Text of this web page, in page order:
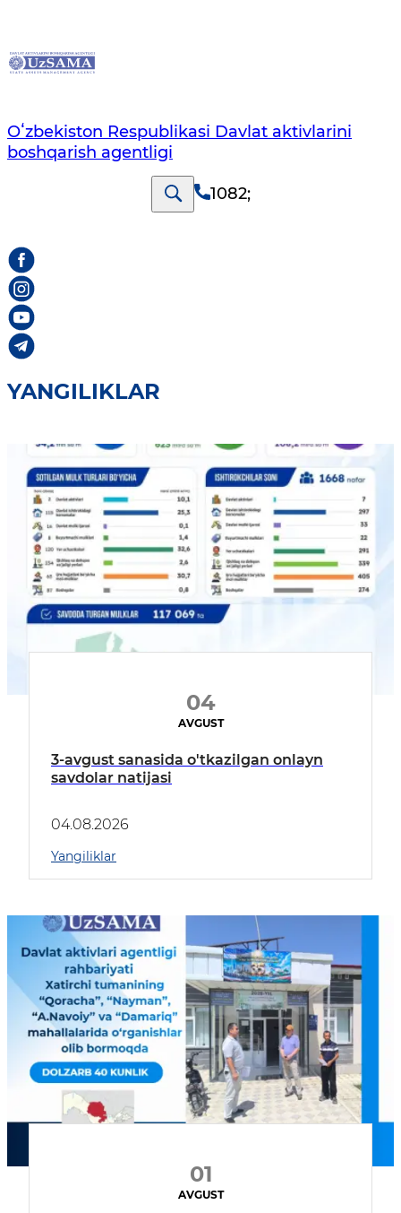
Oʻzbekiston Respublikasi Davlat aktivlarini
boshqarish agentligi
1082;
YANGILIKLAR
04
AVGUST
3-avgust sanasida o'tkazilgan onlayn
savdolar natijasi
04.08.2026
Yangiliklar
01
AVGUST